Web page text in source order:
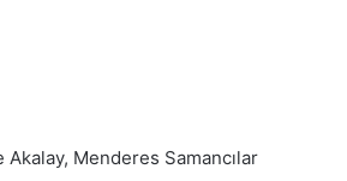
Menderes Samancılar